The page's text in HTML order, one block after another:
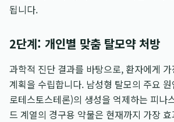
됩니다.
2단계: 개인별 맞춤 탈모약 처방
과학적 진단 결과를 바탕으로, 환자에게
계획을 수립합니다. 남성형 탈모의 주요
로테스토스테론)의 생성을 억제하는 피나
드 계열의 경구용 약물은 현재까지 가장 효